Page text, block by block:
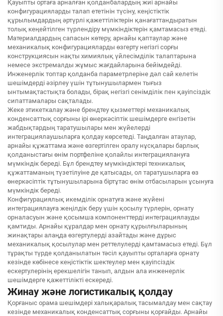
Қауыпты ортаға арналған қолданбалардың жиі арнайы
конфигурацияларды талап ететінін түсіну, кеңістіктік
құрылымдардың әртүрлі қажеттіліктерін қанағаттандыратын
толық кеңейтілген түрлендіру мүмкіндіктерін қамтамасыз етеді.
Материалдардың сапасын көтеру, арнайы қаптаулар және
механикалық конфигурацияларды өзгерту негізгі сорғы
конструкциясын нақты химиялық үйлесімділік талаптарына
немесе экстремалды жұмыс жағдайларына бейімдейді.
Инженерлік топтар қолданба параметрлеріне дәл сай келетін
шешімдерді әзірлеу үшін тұтынушылармен тығыз
ынтымақтастықта болады, бірақ негізгі сенімділік пен қауіпсіздік
сипаттамалары сақталады.
Жеке этикеткалау және брендтеу қызметтері механикалық
конденсаттық сорғыны ірі өнеркәсіптік шешімдерге енгізетін
жабдықтардың таратушылары мен жүйелерді
интеграциялаушыларға қолдау көрсетеді. Таңдалған атаулар,
арнайы құжаттама және өзгертілген оралу нұсқалары барлық
қолданыстағы өнім портфеліне қолайлы интеграциялануға
мүмкіндік береді. Бұл брендтеу мүмкіндіктері техникалық
құжаттаманың түзетілуіне де қатысады, ол таратушыларға өз
өнеркәсіптік тұтынушыларына біртұтас өнім отбасыларын ұсынуға
мүмкіндік береді.
Конфигурациялық икемділік орнатуға және жүйені
интеграциялауға жеңілдік беру үшін қосылу түрлерін, орнату
орналасуын және қосымша компоненттерді интеграциялауды
қамтиды. Арнайы құралдар мен орнату құрылғыларының
жинақтары алаңда өзгертулерді азайтады және дұрыс
механикалық қосылулар мен реттелулерді қамтамасыз етеді. Бұл
тұрақты түрде қолданылатын тәсіл қауыпты орталарға орнату
кезінде көбінесе кеңістіктік шектеулер мен қауіпсіздік
ескертулерінің ерекшелігін танып, алдын ала инженерлік
шешімдерге қажеттілікті ескереді.
Жинау және логистикалық қолдау
Қорғаныс орама шешімдері халықаралық тасымалдау мен сақтау
кезінде механикалық конденсаттық сорғыны қорғайды. Арнайы